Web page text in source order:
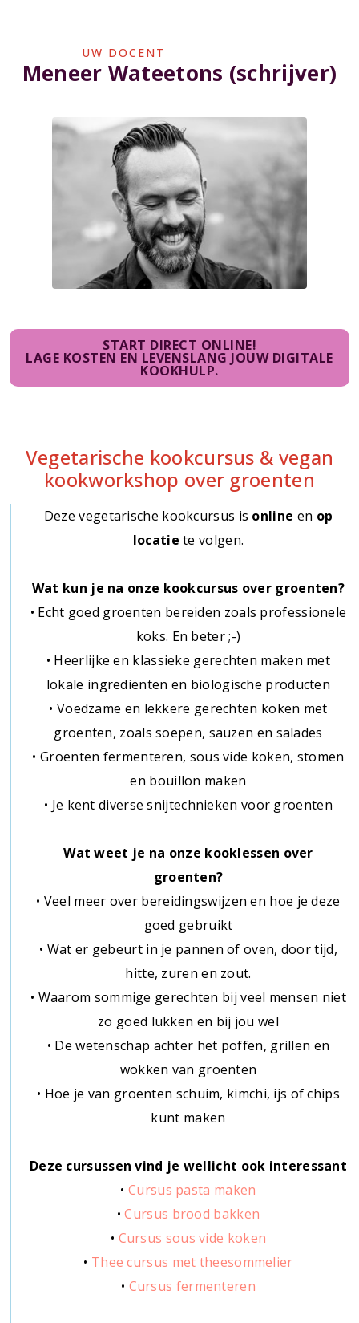
UW DOCENT
Meneer Wateetons (schrijver)
START DIRECT ONLINE!
LAGE KOSTEN EN LEVENSLANG JOUW DIGITALE
KOOKHULP.
Vegetarische kookcursus & vegan
kookworkshop over groenten
Deze vegetarische kookcursus is online en op
locatie te volgen.
Wat kun je na onze kookcursus over groenten?
• Echt goed groenten bereiden zoals professionele
koks. En beter ;-)
• Heerlijke en klassieke gerechten maken met
lokale ingrediënten en biologische producten
• Voedzame en lekkere gerechten koken met
groenten, zoals soepen, sauzen en salades
• Groenten fermenteren, sous vide koken, stomen
en bouillon maken
• Je kent diverse snijtechnieken voor groenten
Wat weet je na onze kooklessen over
groenten?
• Veel meer over bereidingswijzen en hoe je deze
goed gebruikt
• Wat er gebeurt in je pannen of oven, door tijd,
hitte, zuren en zout.
• Waarom sommige gerechten bij veel mensen niet
zo goed lukken en bij jou wel
• De wetenschap achter het poffen, grillen en
wokken van groenten
• Hoe je van groenten schuim, kimchi, ijs of chips
kunt maken
Deze cursussen vind je wellicht ook interessant
•Cursus pasta maken
•Cursus brood bakken
• Cursus sous vide koken
• Thee cursus met theesommelier
• Cursus fermenteren